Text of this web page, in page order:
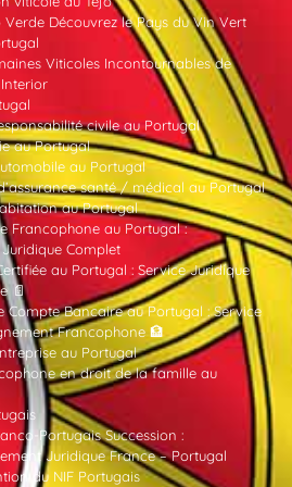
Verde Découvrez le Pays du Vin Vert
Viticoles Incontournables de
civile au Portugal
au Portugal
au Portugal
santé / médical au Portugal
au Portugal
Francophone au Portugal :
Complet
au Portugal : Service Juridique
📄
Compte Bancaire au Portugal : Service
Francophone 🏦
au Portugal
en droit de la famille au
Portugais Succession :
Juridique France – Portugal
du NIF Portugais